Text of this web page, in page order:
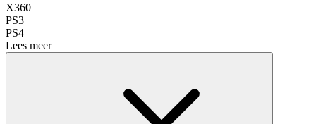
X360
PS3
PS4
Lees meer